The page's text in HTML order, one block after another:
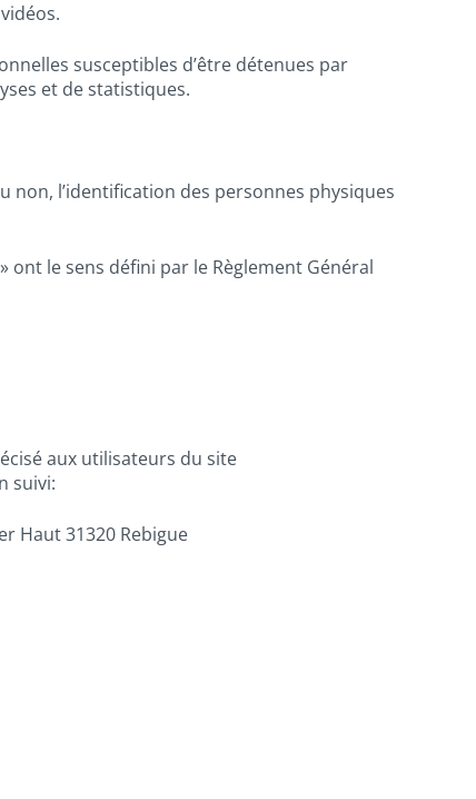
susceptibles d’être détenues par
et de statistiques.
l’identification des personnes physiques
ont le sens défini par le Règlement Général
aux utilisateurs du site
suivi:
Haut 31320 Rebigue